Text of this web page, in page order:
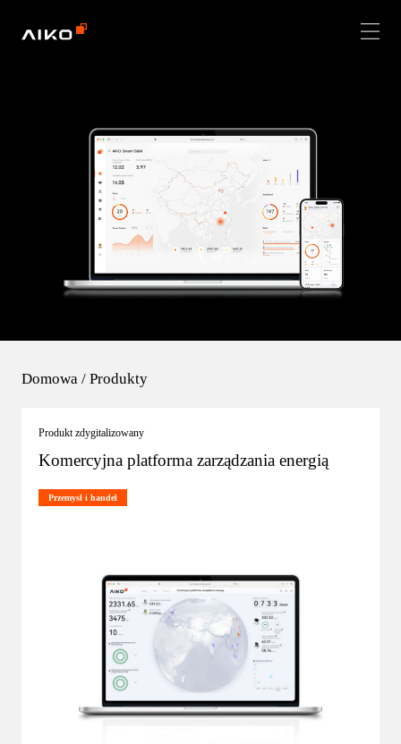
Domowa/ Produkty
Produkt zdygitalizowany
Komercyjna platforma zarządzania energią
Przemysł i handel